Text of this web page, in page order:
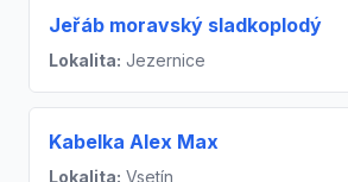
Jeřáb moravský sladkoplodý
Lokalita: Jezernice
Kabelka Alex Max
Lokalita: Vsetín